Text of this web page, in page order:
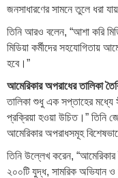
জনসাধারণের সামনে তুলে ধরা
তিনি আরও বলেন, “আশা করি
মিডিয়া কর্মীদের সহযোগিতায়
হবে।”
আমেরিকার অপরাধের তালিকা
তালিকা শুধু এক সপ্তাহের মধ্যে
প্রক্রিয়া হওয়া উচিত।” তিনি
আমেরিকার অপরাধসমূহ
তিনি উল্লেখ করেন,
২০০টি যুদ্ধ, সামরিক অভিযান